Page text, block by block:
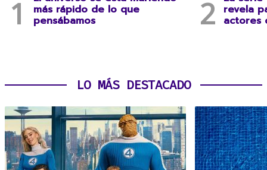
más rápido de lo que
pensábamos
revela
actores
LO MÁS DESTACADO